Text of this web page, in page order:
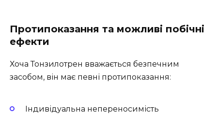
Протипоказання та можливі побічні
ефекти
Хоча Тонзилотрен вважається безпечним
засобом, він має певні протипоказання:
Індивідуальна непереносимість